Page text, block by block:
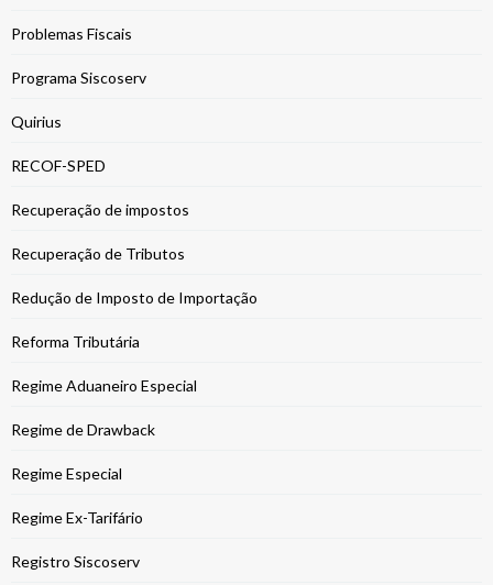
Problemas Fiscais
Programa Siscoserv
Quirius
RECOF-SPED
Recuperação de impostos
Recuperação de Tributos
Redução de Imposto de Importação
Reforma Tributária
Regime Aduaneiro Especial
Regime de Drawback
Regime Especial
Regime Ex-Tarifário
Registro Siscoserv